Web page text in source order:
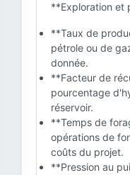
**Exploration et
**Taux de
pétrole ou de
donnée.
**Facteur de
pourcentage
réservoir.
**Temps de
opérations de
coûts du projet.
**Pression au